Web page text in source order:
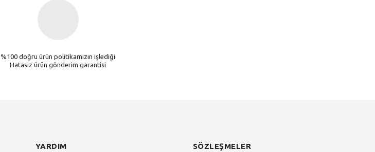
%100 doğru ürün politikamızın işlediği
Hatasız ürün gönderim garantisi
YARDIM SÖZLEŞMELER